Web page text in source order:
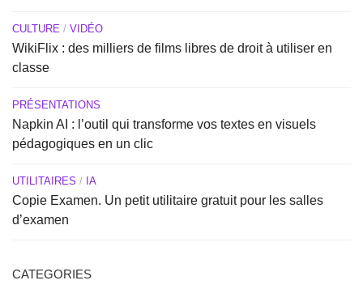
CULTURE / VIDÉO
WikiFlix : des milliers de films libres de droit à utiliser en
classe
PRÉSENTATIONS
Napkin AI : l’outil qui transforme vos textes en visuels
pédagogiques en un clic
UTILITAIRES / IA
Copie Examen. Un petit utilitaire gratuit pour les salles
d’examen
CATEGORIES